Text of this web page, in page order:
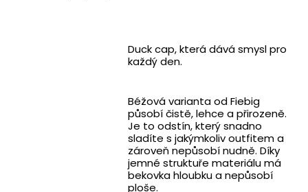
Duck cap, která dává smysl pro
každý den.
Béžová varianta od Fiebig
působí čistě, lehce a přirozeně.
Je to odstín, který snadno
sladíte s jakýmkoliv outfitem a
zároveň nepůsobí nudně. Díky
jemné struktuře materiálu má
bekovka hloubku a nepůsobí
ploše.